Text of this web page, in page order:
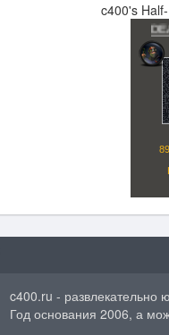
c400's
c400.ru - развлекательно
Год основания 2006, а